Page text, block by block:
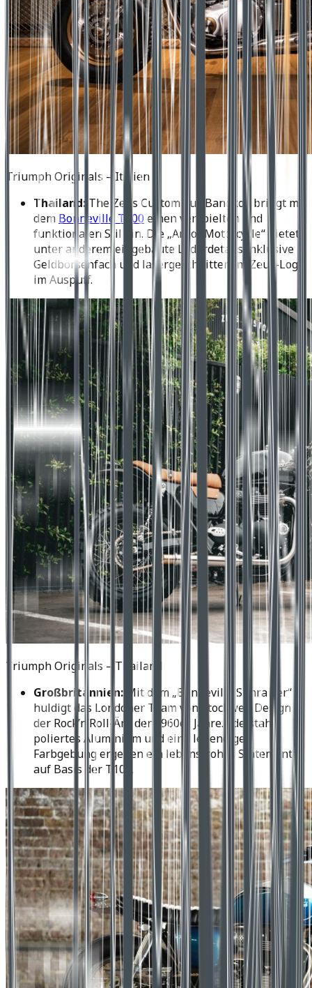
Triumph Originals – Italien
Thailand: The Zeus Custom aus Bangkok bringt mit
dem Bonneville T100 einen verspielten und
funktionalen Stil ein. Die „Art of Motorcycle“ bietet
unter anderem eingebaute Lederdetails inklusive
Geldbörsenfach und lasergeschnittenem Zeus-Logo
im Auspuff.
Triumph Originals – Thailand
Großbritannien: Mit dem „Bonneville Sunraiser“
huldigt das Londoner Team von Stockwell Design
der Rock’n’Roll-Ära der 1960er Jahre. Edelstahl,
poliertes Aluminium und eine lebendige
Farbgebung ergeben ein lebensfrohes Statement
auf Basis der T100.